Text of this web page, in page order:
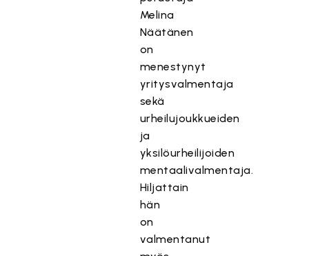
Melina
Näätänen
on
menestynyt
yritysvalmentaja
sekä
urheilujoukkueiden
ja
yksilöurheilijoiden
mentaalivalmentaja.
Hiljattain
hän
on
valmentanut